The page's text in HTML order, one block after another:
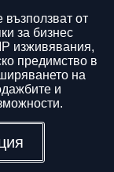
от
за бизнес
изживявания,
предимство в
на
и